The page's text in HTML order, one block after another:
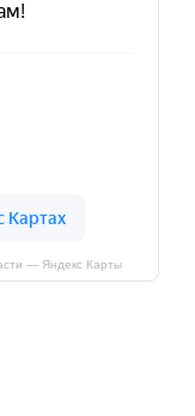
— Яндекс Карты